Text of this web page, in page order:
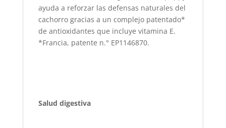
ayuda a reforzar las defensas naturales del
cachorro gracias a un complejo patentado*
de antioxidantes que incluye vitamina E.
*Francia, patente n.° EP1146870.
Salud digestiva